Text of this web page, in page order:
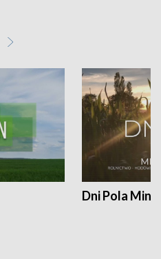
Dni Pola